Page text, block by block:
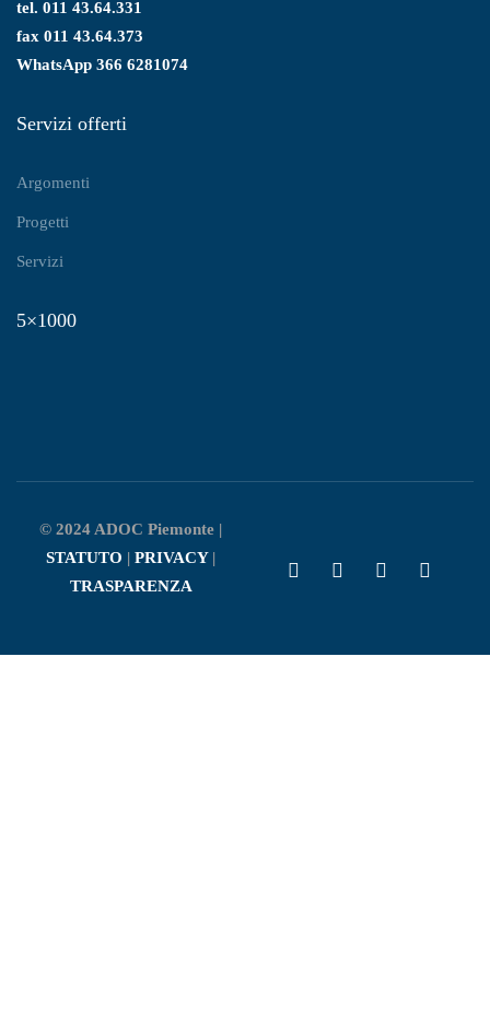
tel. 011 43.64.331
fax 011 43.64.373
WhatsApp 366 6281074
Servizi offerti
Argomenti
Progetti
Servizi
5×1000
© 2024 ADOC Piemonte |
STATUTO | PRIVACY|
TRASPARENZA